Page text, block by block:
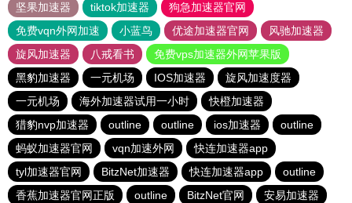
坚果加速器
tiktok加速器
狗急加速器官网
免费vqn外网加速
小蓝鸟 优途加速器官网
风驰加速器
旋风加速器
八戒看书
免费vps加速器外网苹果版
黑豹加速器
一元机场 IOS加速器
旋风加速度器
一元机场
海外加速器试用一小时
快橙加速器
猎豹nvp加速器
outline outline ios加速器
outline
蚂蚁加速器官网
vqn加速外网
快连加速器app
tyl加速器官网
BitzNet加速器 快连加速器app
outline
香蕉加速器官网正版
outline BitzNet官网
安易加速器